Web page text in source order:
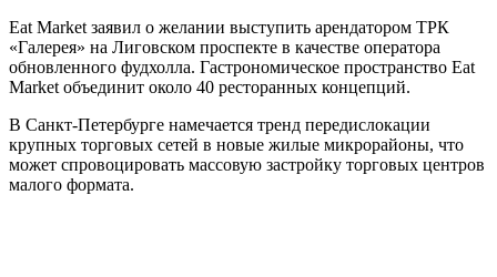
Eat Market заявил о желании выступить арендатором ТРК
«Галерея» на Лиговском проспекте в качестве оператора
обновленного фудхолла. Гастрономическое пространство Eat
Market объединит около 40 ресторанных концепций.
В Санкт-Петербурге намечается тренд передислокации
крупных торговых сетей в новые жилые микрорайоны, что
может спровоцировать массовую застройку торговых центров
малого формата.